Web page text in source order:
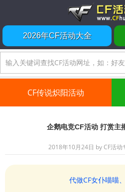
2026年CF活动大全
CF传说炽阳活动
企鹅电竞CF活动 打赏主
2018年10月24日 byCF活动
代做CF女仆喵喵